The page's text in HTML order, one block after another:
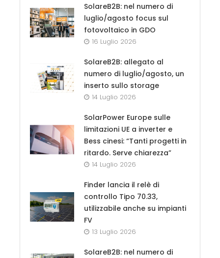
SolareB2B: nel numero di
luglio/agosto focus sul
fotovoltaico in GDO
16 Luglio 2026
SolareB2B: allegato al
numero di luglio/agosto, un
inserto sullo storage
14 Luglio 2026
SolarPower Europe sulle
limitazioni UE a inverter e
Bess cinesi: “Tanti progetti in
ritardo. Serve chiarezza”
14 Luglio 2026
Finder lancia il relè di
controllo Tipo 70.33,
utilizzabile anche su impianti
FV
13 Luglio 2026
SolareB2B: nel numero di